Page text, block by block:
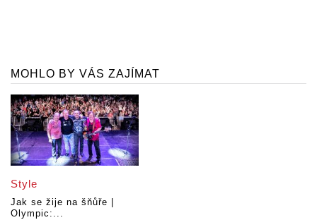
MOHLO BY VÁS ZAJÍMAT
Style
Jak se žije na šňůře |
Olympic:...